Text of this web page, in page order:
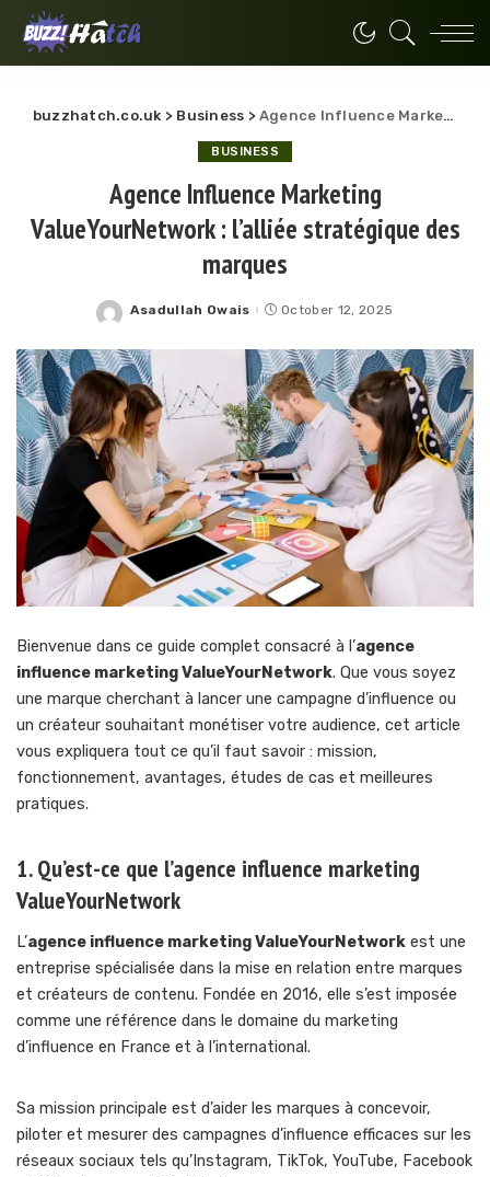
buzzhatch.co.uk > Business > Agence Influence Marketing ValueYourNetwork : l’alliée stratégique des marques
BUSINESS
Agence Influence Marketing
ValueYourNetwork : l’alliée stratégique des
marques
Posted
Asadullah Owais October 12, 2025
Bienvenue dans ce guide complet consacré à l’agence
influence marketing ValueYourNetwork. Que vous soyez
une marque cherchant à lancer une campagne d’influence ou
un créateur souhaitant monétiser votre audience, cet article
vous expliquera tout ce qu’il faut savoir : mission,
fonctionnement, avantages, études de cas et meilleures
pratiques.
1. Qu’est-ce que l’agence influence marketing
ValueYourNetwork
L’agence influence marketing ValueYourNetwork est une
entreprise spécialisée dans la mise en relation entre marques
et créateurs de contenu. Fondée en 2016, elle s’est imposée
comme une référence dans le domaine du marketing
d’influence en France et à l’international.
Sa mission principale est d’aider les marques à concevoir,
piloter et mesurer des campagnes d’influence efficaces sur les
réseaux sociaux tels qu’Instagram, TikTok, YouTube, Facebook